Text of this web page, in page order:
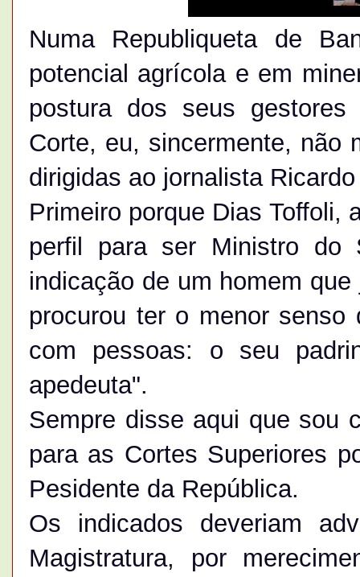
Numa Republiqueta de
potencial agrícola e em
postura dos seus
Corte, eu, sincermente, não
dirigidas ao jornalista
Primeiro porque Dias Toffoli,
perfil para ser Ministro
indicação de um homem
procurou ter o menor
com pessoas: o seu
apedeuta".
Sempre disse aqui que sou
para as Cortes Superiores
Pesidente da República.
Os indicados deveriam
Magistratura, por